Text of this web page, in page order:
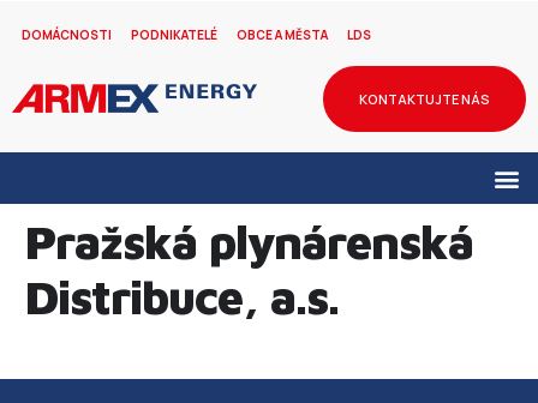
DOMÁCNOSTI PODNIKATELÉ OBCE A MĚSTA LDS
KONTAKTUJTE NÁS
Pražská plynárenská
Distribuce, a.s.